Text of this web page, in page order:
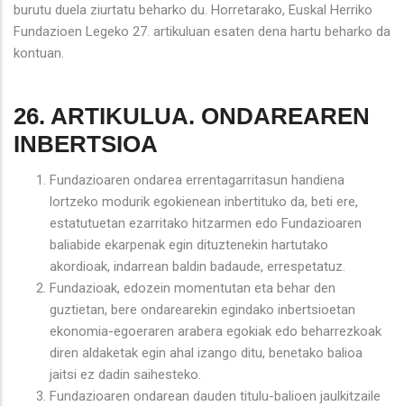
burutu duela ziurtatu beharko du. Horretarako, Euskal Herriko
Fundazioen Legeko 27. artikuluan esaten dena hartu beharko da
kontuan.
26. ARTIKULUA. ONDAREAREN
INBERTSIOA
Fundazioaren ondarea errentagarritasun handiena
lortzeko modurik egokienean inbertituko da, beti ere,
estatutuetan ezarritako hitzarmen edo Fundazioaren
baliabide ekarpenak egin dituztenekin hartutako
akordioak, indarrean baldin badaude, errespetatuz.
Fundazioak, edozein momentutan eta behar den
guztietan, bere ondarearekin egindako inbertsioetan
ekonomia-egoeraren arabera egokiak edo beharrezkoak
diren aldaketak egin ahal izango ditu, benetako balioa
jaitsi ez dadin saihesteko.
Fundazioaren ondarean dauden titulu-balioen jaulkitzaile